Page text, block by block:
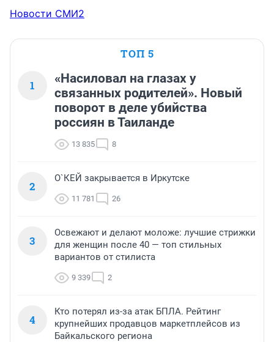
Новости СМИ2
ТОП 5
1
«Насиловал на глазах у
связанных родителей». Новый
поворот в деле убийства
россиян в Таиланде
13 835 8
2
О`КЕЙ закрывается в Иркутске
11 781 26
3
Освежают и делают моложе: лучшие стрижки
для женщин после 40 — топ стильных
вариантов от стилиста
9 339 2
4
Кто потерял из-за атак БПЛА. Рейтинг
крупнейших продавцов маркетплейсов из
Байкальского региона